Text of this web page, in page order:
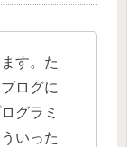
す。た
ログに
グラミ
いった